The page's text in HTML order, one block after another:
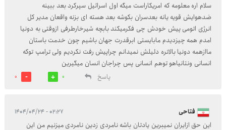
سلام اره معلومه که امریکاراست میگه اول اسرائیل سپرکرد بعد ببینه
ضدهوایش قویه یانه بعدسران بکوشه بعد هسته ای بزنه واقعان مدیر کل
انرژی اتومی پیش خودش چی فکرمیکند بابچه شیرخارطرفی ازوقتی به دونیا
امدم همه چیزدیدم مابایستی ابرقدرت جهان باشیم چون خدمت باستان
ماازهمه دونیا بالاتره دلیلش نمیدانم چراپیش رفت نکردیم ولی ترامپ توکه
انسانی ونتانیاهو توهم انسانی پس چراجان انسان میگیرین
پاسخ
0
0
فتاحی ۰۲:۲۷ - ۱۴۰۴/۰۴/۲۴
این حق ازایران نمیبرین یادتان باشه نامردی زدین نامردی میزنیم من این